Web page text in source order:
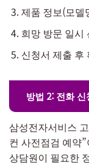
제품 정보(모델
희망 방문 일시
신청서 제출 후
방법 2: 전화 신
삼성전자서비스
컨 사전점검 예약
상담원이 필요한